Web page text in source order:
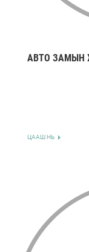
АВТО ЗАМЫН
ЦААШ НЬ